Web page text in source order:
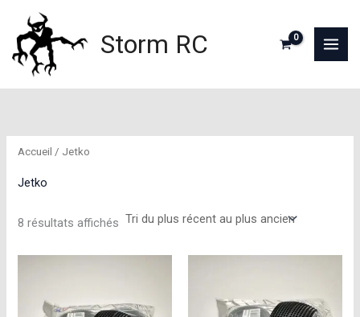
contenu
Storm RC
Accueil / Jetko
Jetko
8 résultats affichés Trié
récent